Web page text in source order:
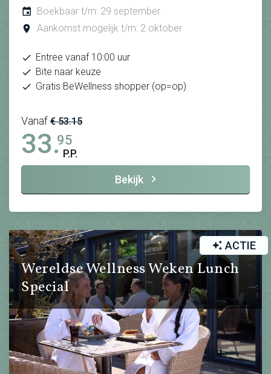
Boekbaar t/m: 29 september
Aankomst mogelijk t/m: 2 oktober
Entree vanaf 10:00 uur
Bite naar keuze
Gratis BeWellness shopper (op=op)
Vanaf € 53.15
33.95
P.P.
Bekijk
Wereldse Wellness Weken Lunch
Special
ACTIE